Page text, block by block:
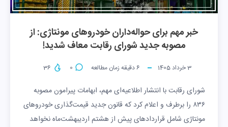
خبر مهم برای حواله‌داران خودروهای مونتاژی: از
مصوبه جدید شورای رقابت معاف شدید!
3 خرداد 1405 6دقیقه زمان مطالعه 0
شورای رقابت با انتشار اطلاعیه‌ای مهم، ابهامات پیرامون مصوبه
۸۳۶ را برطرف و اعلام کرد که قانون جدید قیمت‌گذاری خودروهای
مونتاژی شامل قراردادهای پیش از هشتم اردیبهشت‌ماه نخواهد